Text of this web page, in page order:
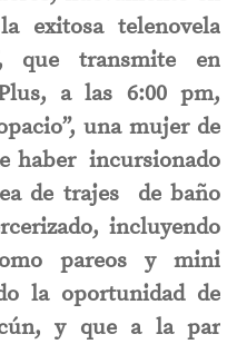
exitosa telenovela
que transmite en
a las 6:00 pm,
una mujer de
haber incursionado
de trajes de baño
incluyendo
pareos y mini
la oportunidad de
y que a la par